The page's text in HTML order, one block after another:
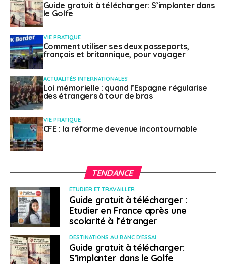
pour une licence -dont 17% en santé/médecine-, 10%
partent en école de commerce, 10 % en école
d’ingénieur et 9% en classes préparatoires aux grandes
écoles.
En ce qui concerne la répartition géographique de ces
bacheliers issus du réseau AEFE, le ministère précise
que la pluapart d’entre eux partent étudier dans les
académies de Paris (21%), Lyon (11%), Versailles (9%) et
Lille (8%). « Viennent ensuite Toulouse, puis Nice et
Créteil avec 500 élèves. »
Vivre ailleurs, sur RFI : « Campus France:
publication des chiffres de la mobilité étudiante
dans le monde »
NE RATEZ PAS
Le guide de la rentrée étudiante 2023 est en ligne
Guide gratuit à télécharger: S’implanter dans
le Golfe
VIE PRATIQUE
Comment utiliser ses deux passeports,
français et britannique, pour voyager
ACTUALITÉS INTERNATIONALES
Loi mémorielle : quand l’Espagne régularise
des étrangers à tour de bras
VIE PRATIQUE
CFE : la réforme devenue incontournable
TENDANCE
ETUDIER ET TRAVAILLER
Guide gratuit à télécharger :
Etudier en France après une
scolarité à l’étranger
DESTINATIONS AU BANC D'ESSAI
Guide gratuit à télécharger:
S’implanter dans le Golfe